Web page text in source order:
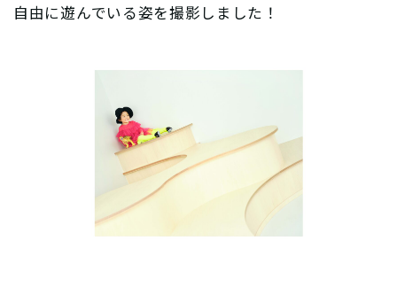
自由に遊んでいる姿を撮影しました！